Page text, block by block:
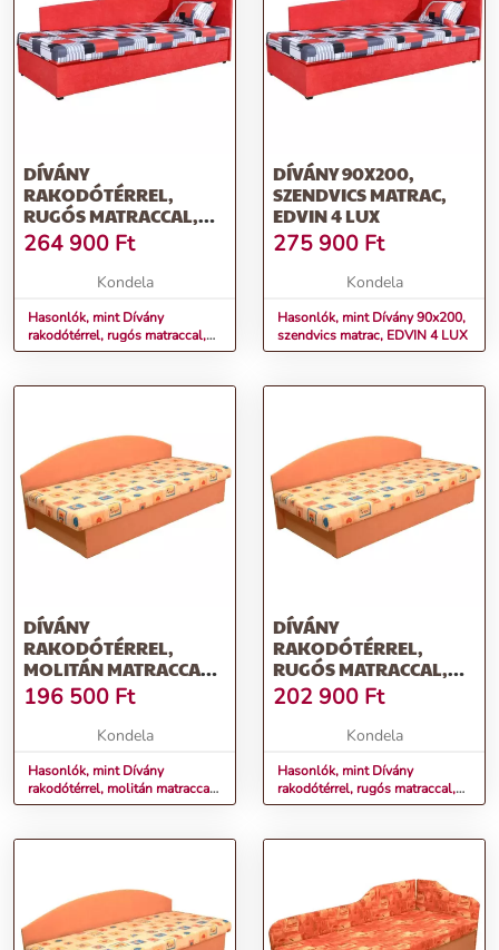
DÍVÁNY
RAKODÓTÉRREL,
RUGÓS MATRACCAL,
JOBBOS, 90X200,
EDVIN 4 LUX
264 900 Ft
Kondela
Hasonlók, mint Dívány
rakodótérrel, rugós matraccal,
jobbos, 90x200, EDVIN 4 LUX
DÍVÁNY 90X200,
SZENDVICS MATRAC,
EDVIN 4 LUX
275 900 Ft
Kondela
Hasonlók, mint Dívány 90x200,
szendvics matrac, EDVIN 4 LUX
DÍVÁNY
RAKODÓTÉRREL,
MOLITÁN MATRACCAL,
90X195, EDVIN 03
196 500 Ft
Kondela
Hasonlók, mint Dívány
rakodótérrel, molitán matraccal,
90x195, EDVIN 03
DÍVÁNY
RAKODÓTÉRREL,
RUGÓS MATRACCAL,
90X195, EDVIN 03
202 900 Ft
Kondela
Hasonlók, mint Dívány
rakodótérrel, rugós matraccal,
90x195, EDVIN 03